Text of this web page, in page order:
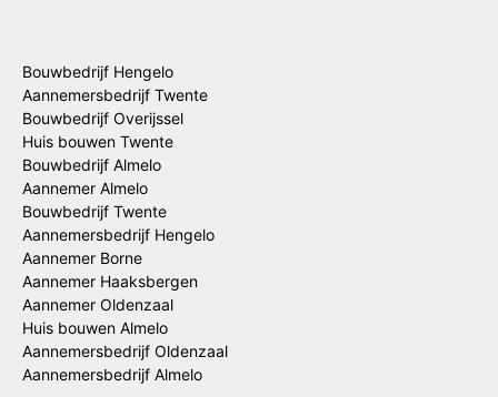
Bouwbedrijf Hengelo
Aannemersbedrijf Twente
Bouwbedrijf Overijssel
Huis bouwen Twente
Bouwbedrijf Almelo
Aannemer Almelo
Bouwbedrijf Twente
Aannemersbedrijf Hengelo
Aannemer Borne
Aannemer Haaksbergen
Aannemer Oldenzaal
Huis bouwen Almelo
Aannemersbedrijf Oldenzaal
Aannemersbedrijf Almelo